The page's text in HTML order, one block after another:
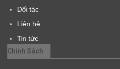
Đối tác
Liên hệ
Tin tức
Chính Sách